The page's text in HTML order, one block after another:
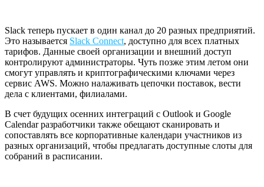
Slack теперь пускает в один канал до 20 разных предприятий.
Это называется Slack Connect, доступно для всех платных
тарифов. Данные своей организации и внешний доступ
контролируют администраторы. Чуть позже этим летом они
смогут управлять и криптографическими ключами через
сервис AWS. Можно налаживать цепочки поставок, вести
дела с клиентами, филиалами.
В счет будущих осенних интеграций с Outlook и Google
Calendar разработчики также обещают сканировать и
сопоставлять все корпоративные календари участников из
разных организаций, чтобы предлагать доступные слоты для
собраний в расписании.